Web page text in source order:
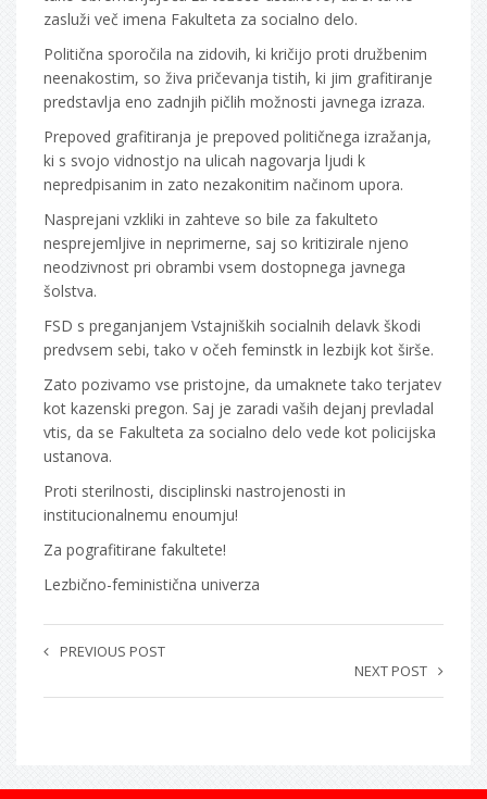
zasluži več imena Fakulteta za socialno delo.
Politična sporočila na zidovih, ki kričijo proti družbenim
neenakostim, so živa pričevanja tistih, ki jim grafitiranje
predstavlja eno zadnjih pičlih možnosti javnega izraza.
Prepoved grafitiranja je prepoved političnega izražanja,
ki s svojo vidnostjo na ulicah nagovarja ljudi k
nepredpisanim in zato nezakonitim načinom upora.
Nasprejani vzkliki in zahteve so bile za fakulteto
nesprejemljive in neprimerne, saj so kritizirale njeno
neodzivnost pri obrambi vsem dostopnega javnega
šolstva.
FSD s preganjanjem Vstajniških socialnih delavk škodi
predvsem sebi, tako v očeh feminstk in lezbijk kot širše.
Zato pozivamo vse pristojne, da umaknete tako terjatev
kot kazenski pregon. Saj je zaradi vaših dejanj prevladal
vtis, da se Fakulteta za socialno delo vede kot policijska
ustanova.
Proti sterilnosti, disciplinski nastrojenosti in
institucionalnemu enoumju!
Za pografitirane fakultete!
Lezbično-feministična univerza
PREVIOUS POST
NEXT POST